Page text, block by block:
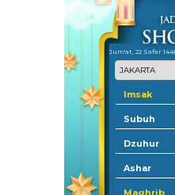
Jum'at, 22 Safar
Imsak
Subuh
Dzuhur
Ashar
Maghrib